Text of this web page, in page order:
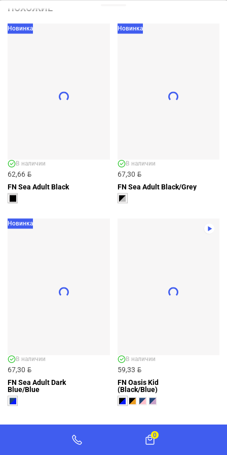
100,95BYN
ПОХОЖИЕ
Новинка
62,66 BYN
В наличии
FN Sea Adult Black
Новинка
67,30 BYN
В наличии
FN Sea Adult Black/Grey
Новинка
67,30 BYN
В наличии
FN Sea Adult Dark
Blue/Blue
59,33 BYN
В наличии
FN Oasis Kid
(Black/Blue)
0